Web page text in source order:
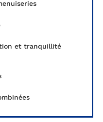
et tranquillité